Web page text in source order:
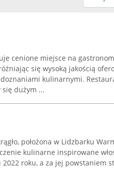
cenione miejsce na
się wysoką jakością
kulinarnymi.
się dużym ...
położona w Lidzbarku
kulinarne inspirowane
2022 roku, a za jej powstaniem